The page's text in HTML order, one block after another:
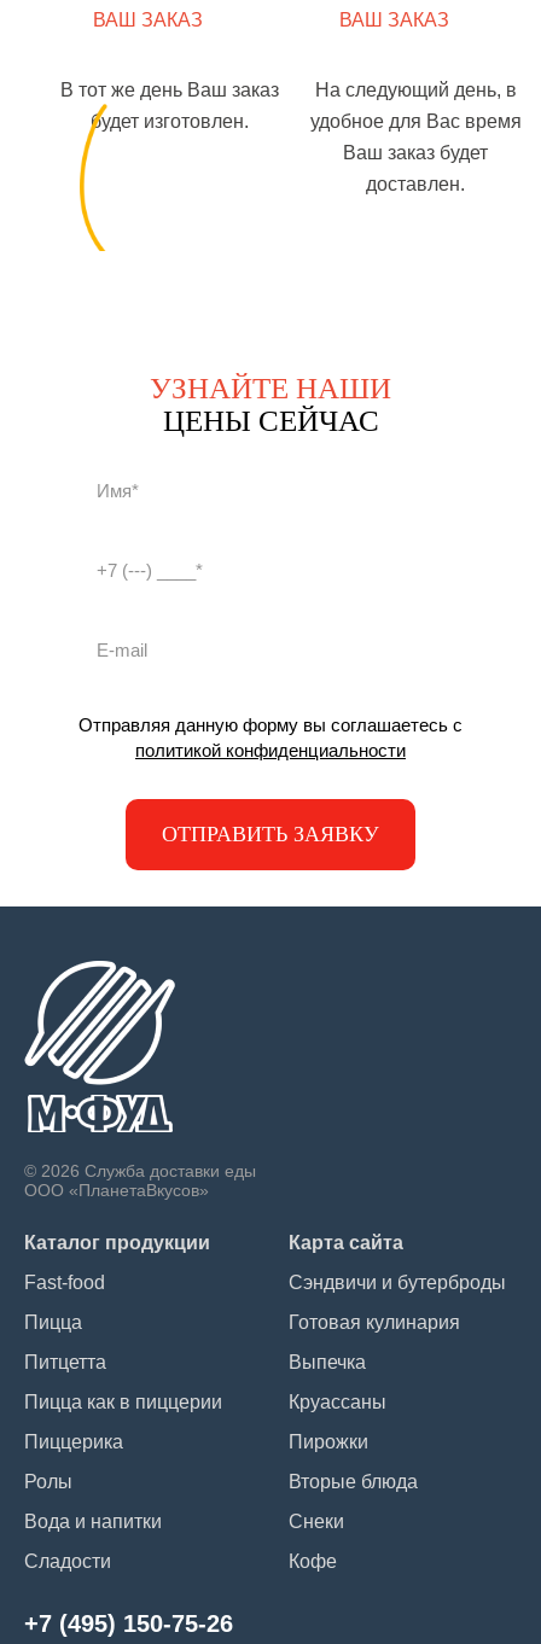
ВАШ ЗАКАЗ
В тот же день Ваш заказ
будет изготовлен.
ВАШ ЗАКАЗ
На следующий день, в
удобное для Вас время
Ваш заказ будет
доставлен.
УЗНАЙТЕ НАШИ
ЦЕНЫ СЕЙЧАС
Отправляя данную форму вы соглашаетесь с
политикой конфиденциальности
ОТПРАВИТЬ ЗАЯВКУ
© 2026 Служба доставки еды
ООО «ПланетаВкусов»
Каталог продукции
Fast-food
Пицца
Питцетта
Пицца как в пиццерии
Пиццерика
Ролы
Вода и напитки
Сладости
Карта сайта
Сэндвичи и бутерброды
Готовая кулинария
Выпечка
Круассаны
Пирожки
Вторые блюда
Снеки
Кофе
+7 (495) 150-75-26